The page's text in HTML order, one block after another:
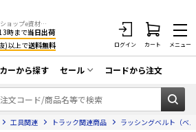
工事資材のプロショップe資材 CATV・アンテナ・防犯・光・LAN・電気・空調工事など
時まで当日出荷
)以上で送料無料 ログイン カート メニュー
用接栓／関連工具
ブースター／CATV
アンテナ工事
FTTH工事
ーから探す セール
在庫一掃セール
コードから注文
工具関連 トラック関連商品 ラッシングベルト（ベ